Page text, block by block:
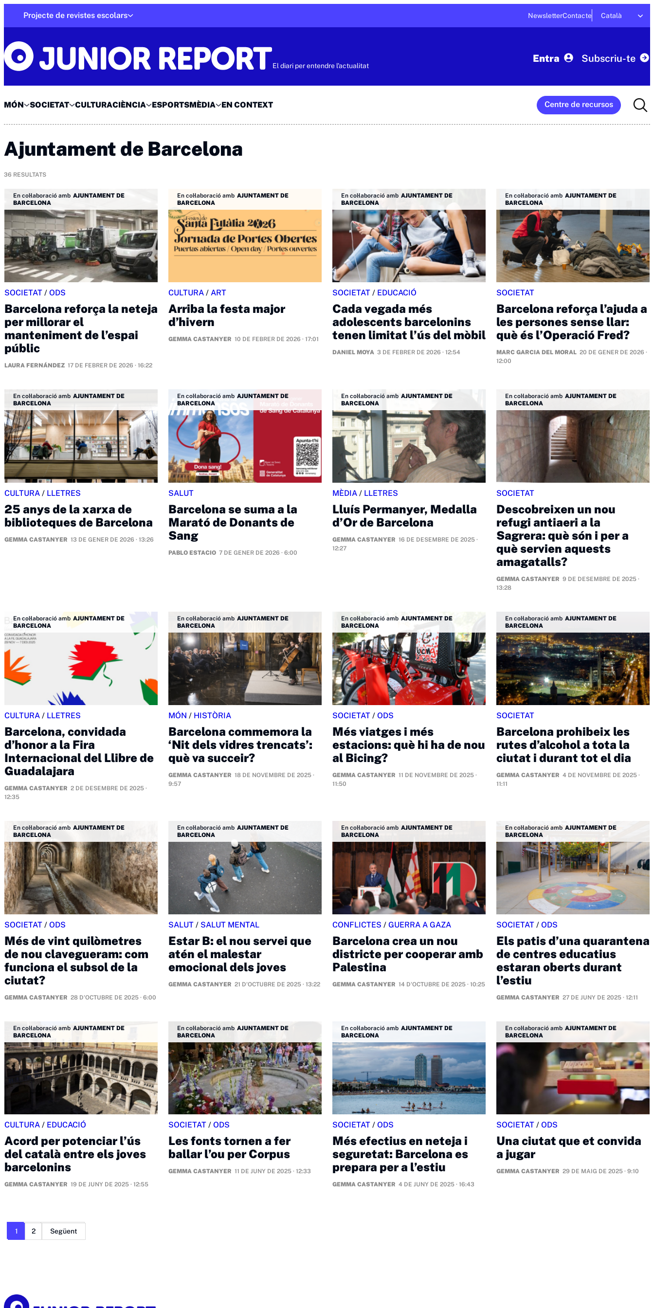
Skip
to
content
Projecte de revistes escolars NewsletterContacte Català
Junior Report
El diari per entendre l'actualitat
Entra Subscriu-te
MÓN SOCIETAT CULTURACIÈNCIA ESPORTSMÈDIA EN CONTEXT Centre de recursos
for:
Ajuntament de Barcelona
36 RESULTATS
En col·laboració amb AJUNTAMENT DE
BARCELONA
SOCIETAT / ODS
Barcelona reforça la neteja
per millorar el
manteniment de l’espai
públic
LAURA FERNÁNDEZ 17 DE FEBRER DE 2026 · 16:22
En col·laboració amb AJUNTAMENT DE
BARCELONA
CULTURA / ART
Arriba la festa major
d’hivern
GEMMA CASTANYER 10 DE FEBRER DE 2026 · 17:01
En col·laboració amb AJUNTAMENT DE
BARCELONA
SOCIETAT / EDUCACIÓ
Cada vegada més
adolescents barcelonins
tenen limitat l’ús del mòbil
DANIEL MOYA 3 DE FEBRER DE 2026 · 12:54
En col·laboració amb AJUNTAMENT DE
BARCELONA
SOCIETAT
Barcelona reforça l’ajuda a
les persones sense llar:
què és l’Operació Fred?
MARC GARCIA DEL MORAL 20 DE GENER DE 2026 ·
12:00
En col·laboració amb AJUNTAMENT DE
BARCELONA
CULTURA / LLETRES
25 anys de la xarxa de
biblioteques de Barcelona
GEMMA CASTANYER 13 DE GENER DE 2026 · 13:26
En col·laboració amb AJUNTAMENT DE
BARCELONA
SALUT
Barcelona se suma a la
Marató de Donants de
Sang
PABLO ESTACIO 7 DE GENER DE 2026 · 6:00
En col·laboració amb AJUNTAMENT DE
BARCELONA
MÈDIA / LLETRES
Lluís Permanyer, Medalla
d’Or de Barcelona
GEMMA CASTANYER 16 DE DESEMBRE DE 2025 ·
12:27
En col·laboració amb AJUNTAMENT DE
BARCELONA
SOCIETAT
Descobreixen un nou
refugi antiaeri a la
Sagrera: què són i per a
què servien aquests
amagatalls?
GEMMA CASTANYER 9 DE DESEMBRE DE 2025 ·
13:28
En col·laboració amb AJUNTAMENT DE
BARCELONA
CULTURA / LLETRES
Barcelona, convidada
d’honor a la Fira
Internacional del Llibre de
Guadalajara
GEMMA CASTANYER 2 DE DESEMBRE DE 2025 ·
12:35
En col·laboració amb AJUNTAMENT DE
BARCELONA
MÓN / HISTÒRIA
Barcelona commemora la
‘Nit dels vidres trencats’:
què va succeir?
GEMMA CASTANYER 18 DE NOVEMBRE DE 2025 ·
9:57
En col·laboració amb AJUNTAMENT DE
BARCELONA
SOCIETAT / ODS
Més viatges i més
estacions: què hi ha de nou
al Bicing?
GEMMA CASTANYER 11 DE NOVEMBRE DE 2025 ·
11:50
En col·laboració amb AJUNTAMENT DE
BARCELONA
SOCIETAT
Barcelona prohibeix les
rutes d’alcohol a tota la
ciutat i durant tot el dia
GEMMA CASTANYER 4 DE NOVEMBRE DE 2025 ·
11:11
En col·laboració amb AJUNTAMENT DE
BARCELONA
SOCIETAT / ODS
Més de vint quilòmetres
de nou clavegueram: com
funciona el subsol de la
ciutat?
GEMMA CASTANYER 28 D'OCTUBRE DE 2025 · 6:00
En col·laboració amb AJUNTAMENT DE
BARCELONA
SALUT / SALUT MENTAL
Estar B: el nou servei que
atén el malestar
emocional dels joves
GEMMA CASTANYER 21 D'OCTUBRE DE 2025 · 13:22
En col·laboració amb AJUNTAMENT DE
BARCELONA
CONFLICTES / GUERRA A GAZA
Barcelona crea un nou
districte per cooperar amb
Palestina
GEMMA CASTANYER 14 D'OCTUBRE DE 2025 · 10:25
En col·laboració amb AJUNTAMENT DE
BARCELONA
SOCIETAT / ODS
Els patis d’una quarantena
de centres educatius
estaran oberts durant
l’estiu
GEMMA CASTANYER 27 DE JUNY DE 2025 · 12:11
En col·laboració amb AJUNTAMENT DE
BARCELONA
CULTURA / EDUCACIÓ
Acord per potenciar l’ús
del català entre els joves
barcelonins
GEMMA CASTANYER 19 DE JUNY DE 2025 · 12:55
En col·laboració amb AJUNTAMENT DE
BARCELONA
SOCIETAT / ODS
Les fonts tornen a fer
ballar l’ou per Corpus
GEMMA CASTANYER 11 DE JUNY DE 2025 · 12:33
En col·laboració amb AJUNTAMENT DE
BARCELONA
SOCIETAT / ODS
Més efectius en neteja i
seguretat: Barcelona es
prepara per a l’estiu
GEMMA CASTANYER 4 DE JUNY DE 2025 · 16:43
En col·laboració amb AJUNTAMENT DE
BARCELONA
SOCIETAT / ODS
Una ciutat que et convida
a jugar
GEMMA CASTANYER 29 DE MAIG DE 2025 · 9:10
Paginació
de1 2 Següent